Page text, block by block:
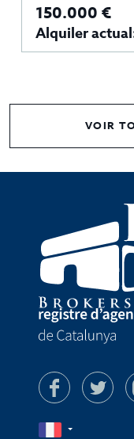
150.000 €
Alquiler
VOIR